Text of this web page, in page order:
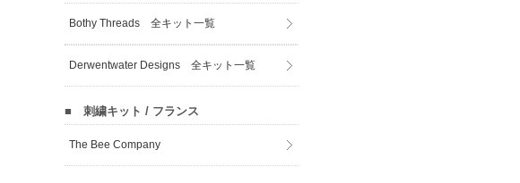
Bothy Threads 全キット一覧
Derwentwater Designs 全キット一覧
■ 刺繍キット / フランス
The Bee Company